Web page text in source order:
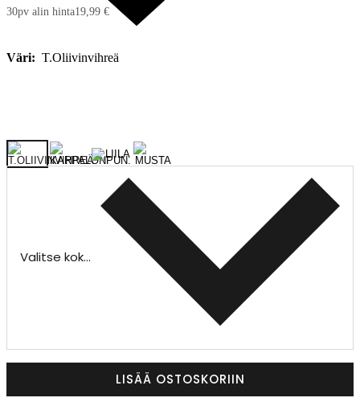
30pv alin hinta19,99 €
Väri: T.oliivinvihreä
Valitse koko
LISÄÄ OSTOSKORIIN